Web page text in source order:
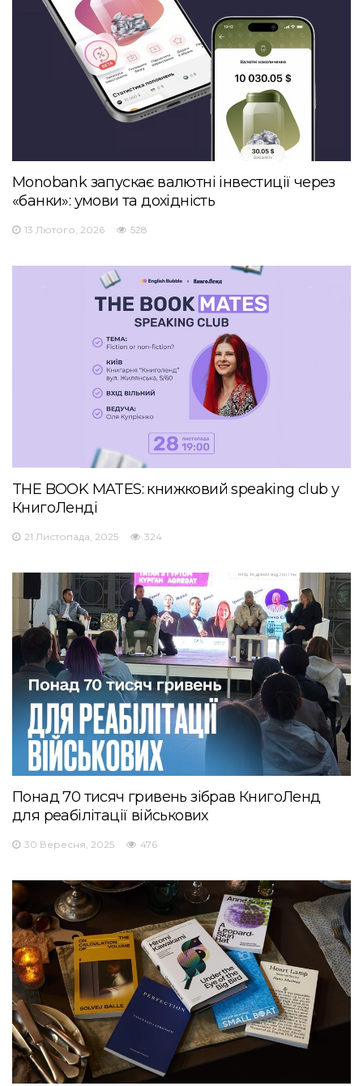
Monobank запускає валютні інвестиції через
«банки»: умови та дохідність
13 Лютого, 2026 528
THE BOOK MATES: книжковий speaking club у
КнигоЛенді
21 Листопада, 2025 324
Понад 70 тисяч гривень зібрав КнигоЛенд
для реабілітації військових
30 Вересня, 2025 476